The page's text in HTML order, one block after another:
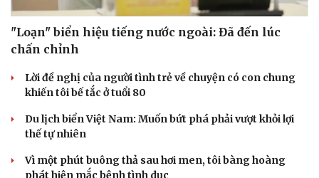
Cải chính
"Loạn" biển hiệu tiếng nước ngoài: Đã đến lúc
chấn chỉnh
Lời đề nghị của người tình trẻ về chuyện có con chung
khiến tôi bế tắc ở tuổi 80
Du lịch biển Việt Nam: Muốn bứt phá phải vượt khỏi lợi
thế tự nhiên
Vì một phút buông thả sau hơi men, tôi bàng hoàng
phát hiện mắc bệnh tình dục